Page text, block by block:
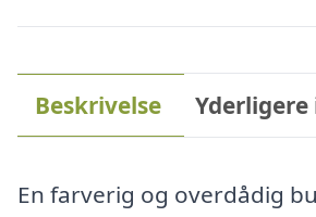
Beskrivelse
En farverig og overdådig